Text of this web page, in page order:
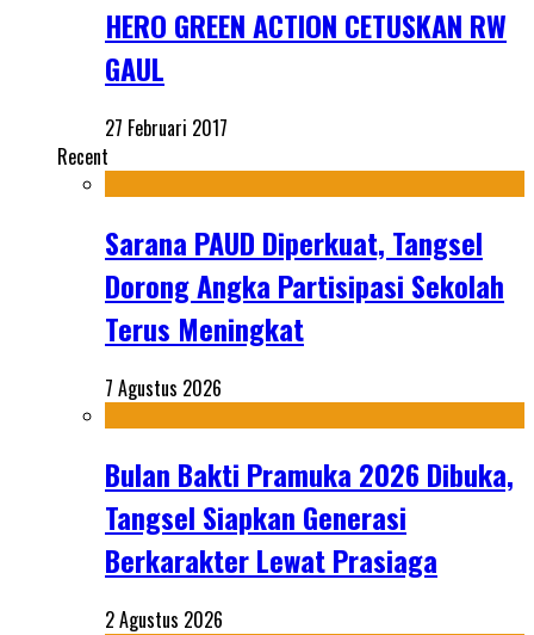
HERO GREEN ACTION CETUSKAN RW
GAUL
27 Februari 2017
Recent
Sarana PAUD Diperkuat, Tangsel
Dorong Angka Partisipasi Sekolah
Terus Meningkat
7 Agustus 2026
Bulan Bakti Pramuka 2026 Dibuka,
Tangsel Siapkan Generasi
Berkarakter Lewat Prasiaga
2 Agustus 2026